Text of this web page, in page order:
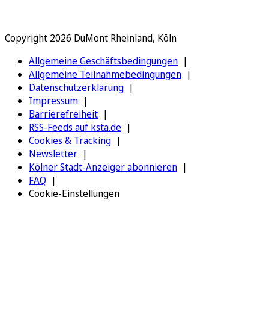
Copyright 2026 DuMont Rheinland, Köln
Allgemeine Geschäftsbedingungen
Allgemeine Teilnahmebedingungen
Datenschutzerklärung
Impressum
Barrierefreiheit
RSS-Feeds auf ksta.de
Cookies & Tracking
Newsletter
Kölner Stadt-Anzeiger abonnieren
FAQ
Cookie-Einstellungen